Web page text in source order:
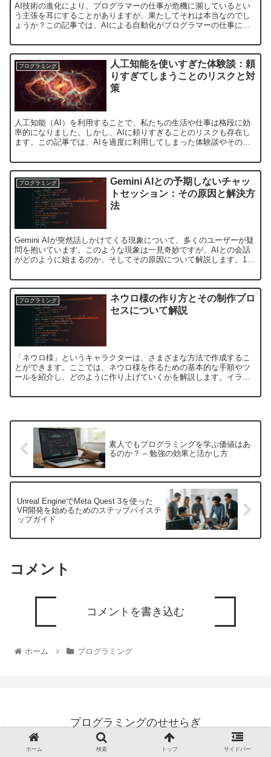
AI技術の進化により、プログラマーの仕事が危機に瀕しているとい
う主張を耳にすることがありますが、果たしてそれは本当なのでし
ょうか？この記事では、AIによる自動化がプログラマーの仕事に与
プログラミング
人工知能を使いすぎた体験談：頼
りすぎてしまうことのリスクと対
策
人工知能（AI）を利用することで、私たちの生活や仕事は格段に効
率的になりました。しかし、AIに頼りすぎることのリスクも存在し
ます。この記事では、AIを過度に利用してしまった体験談やその後
プログラミング
Gemini AIとの予期しないチャッ
トセッション：その原因と解決方
法
Gemini AIが突然話しかけてくる現象について、多くのユーザーが疑
問を抱いています。このような現象は一見奇妙ですが、AIとの会話
がどのように始まるのか、そしてその原因について解説します。1.
プログラミング
ネウロ様の作り方とその制作プロ
セスについて解説
「ネウロ様」というキャラクターは、さまざまな方法で作成するこ
とができます。ここでは、ネウロ様を作るための基本的な手順やツ
ールを紹介し、どのように作り上げていくかを解説します。イラス
素人でもプログラミングを学ぶ価値はあ
るのか？ – 勉強の効果と活かし方
Unreal EngineでMeta Quest 3を使った
VR開発を始めるためのステップバイステ
ップガイド
コメント
コメントを書き込む
ホーム プログラミング
プログラミングのせせらぎ
© 2019 プログラミングのせせらぎ.
ホーム 検索 トップ サイドバー